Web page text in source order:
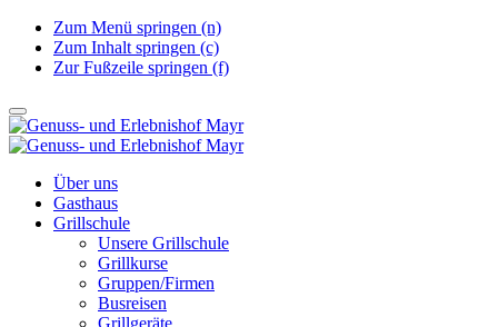
Zum Menü springen (n)
Zum Inhalt springen (c)
Zur Fußzeile springen (f)
Über uns
Gasthaus
Grillschule
Unsere Grillschule
Grillkurse
Gruppen/Firmen
Busreisen
Grillgeräte